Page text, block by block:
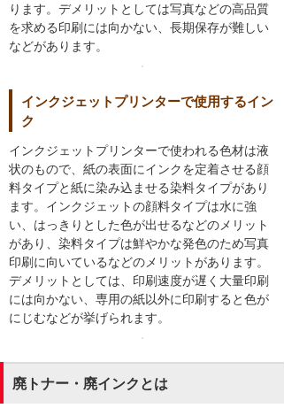
ります。デメリットとしては写真などの高品質
を求める印刷には向かない、長期保存が難しい
などがあります。
インクジェットプリンターで使用するイン
ク
インクジェットプリンターで使われる色材は液
状のもので、紙の表面にインクを定着させる顔
料タイプと紙に染み込ませる染料タイプがあり
ます。インクジェットの顔料タイプは水に強
い、はっきりとした色が出せるなどのメリット
があり、染料タイプは鮮やかな発色のため写真
印刷に向いているなどのメリットがあります。
デメリットとしては、印刷速度が遅く大量印刷
には向かない、専用の紙以外に印刷すると色が
にじむなどが挙げられます。
廃トナー・廃インクとは